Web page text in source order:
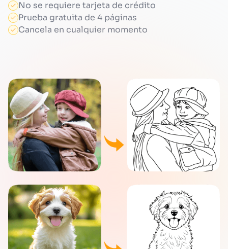
No se requiere tarjeta de crédito
Prueba gratuita de 4 páginas
Cancela en cualquier momento